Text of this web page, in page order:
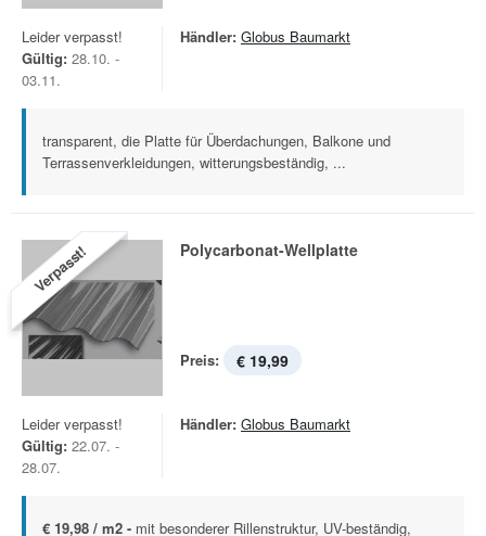
Leider verpasst!
Gültig: 28.10. -
03.11.
Händler: Globus Baumarkt
transparent, die Platte für Überdachungen, Balkone und
Terrassenverkleidungen, witterungsbeständig, ...
Verpasst! Polycarbonat-Wellplatte
Preis: € 19,99
Leider verpasst!
Gültig: 22.07. -
28.07.
Händler: Globus Baumarkt
€ 19,98 / m2 - mit besonderer Rillenstruktur, UV-beständig,